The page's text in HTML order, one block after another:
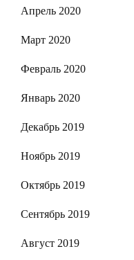
Апрель 2020
Март 2020
Февраль 2020
Январь 2020
Декабрь 2019
Ноябрь 2019
Октябрь 2019
Сентябрь 2019
Август 2019